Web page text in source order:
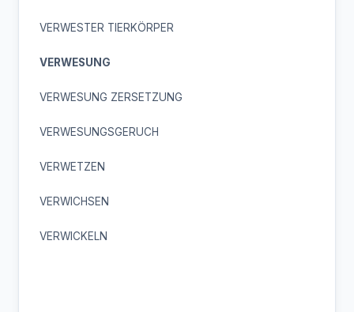
VERWESTER TIERKÖRPER
VERWESUNG
VERWESUNG ZERSETZUNG
VERWESUNGSGERUCH
VERWETZEN
VERWICHSEN
VERWICKELN